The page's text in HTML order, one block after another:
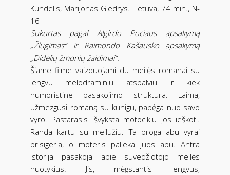
Kundelis, Marijonas Giedrys. Lietuva, 74 min., N-
16
Sukurtas pagal Algirdo Pociaus apsakymą
„Žlugimas“ ir Raimondo Kašausko apsakymą
„Didelių žmonių žaidimai“.
Šiame filme vaizduojami du meilės romanai su
lengvu melodraminiu atspalviu ir kiek
humoristine pasakojimo struktūra. Laima,
užmezgusi romaną su kunigu, pabėga nuo savo
vyro. Pastarasis išvyksta motociklu jos ieškoti.
Randa kartu su meilužiu. Ta proga abu vyrai
prisigeria, o moteris palieka juos abu. Antra
istorija pasakoja apie suvedžiotojo meilės
nuotykius. Jis, mėgstantis lengvus,